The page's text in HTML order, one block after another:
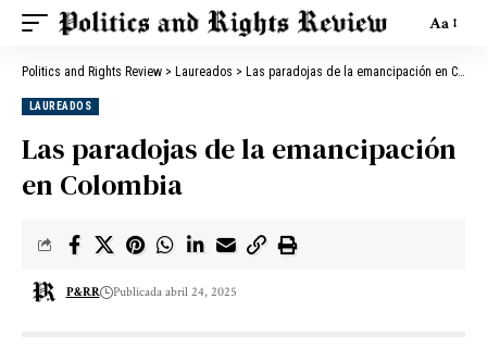
Aa
Politics and Rights Review > Laureados > Las paradojas de la emancipación en Colombia
LAUREADOS
Las paradojas de la emancipación
en Colombia
P&RR Publicada abril 24, 2025